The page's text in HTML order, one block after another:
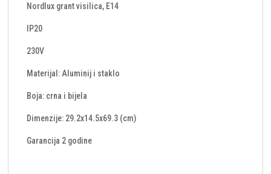
Nordlux grant visilica, E14
IP20
230V
Materijal: Aluminij i staklo
Boja: crna i bijela
Dimenzije: 29.2x14.5x69.3 (cm)
Garancija 2 godine